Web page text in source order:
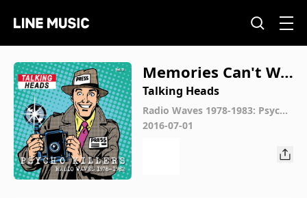
Memories Can't Wa
it (Live at Berklee P
erforming Arts Cen
tre, Boston)
Talking Heads
Radio Waves 1978-1983: Psycho
Killers, Vol. 2 (Live)
2016-07-01